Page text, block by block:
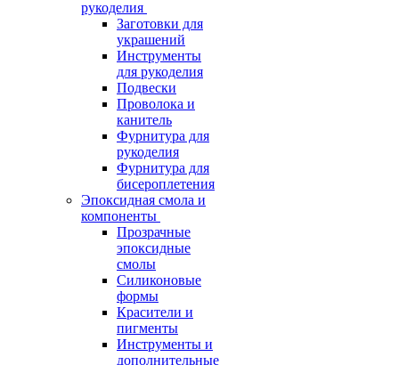
рукоделия
Заготовки для
украшений
Инструменты
для рукоделия
Подвески
Проволока и
канитель
Фурнитура для
рукоделия
Фурнитура для
бисероплетения
Эпоксидная смола и
компоненты
Прозрачные
эпоксидные
смолы
Силиконовые
формы
Красители и
пигменты
Инструменты и
дополнительные